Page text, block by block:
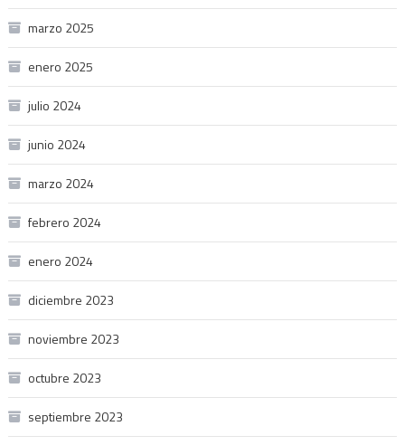
marzo 2025
enero 2025
julio 2024
junio 2024
marzo 2024
febrero 2024
enero 2024
diciembre 2023
noviembre 2023
octubre 2023
septiembre 2023